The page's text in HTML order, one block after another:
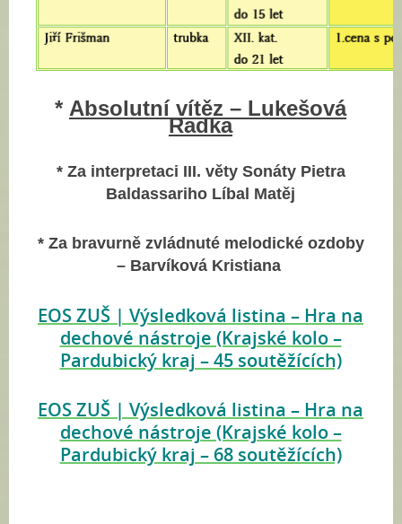
* Absolutní vítěz – Lukešová
Radka
* Za interpretaci III. věty Sonáty Pietra
Baldassariho Líbal Matěj
* Za bravurně zvládnuté melodické ozdoby
– Barvíková Kristiana
EOS ZUŠ | Výsledková listina – Hra na
dechové nástroje (Krajské kolo –
Pardubický kraj – 45 soutěžících)
EOS ZUŠ | Výsledková listina – Hra na
dechové nástroje (Krajské kolo –
Pardubický kraj – 68 soutěžících)